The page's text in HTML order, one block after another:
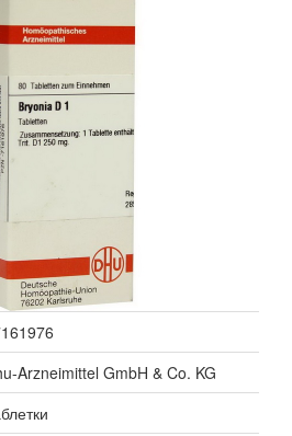
Arzneimittel GmbH & Co. KG